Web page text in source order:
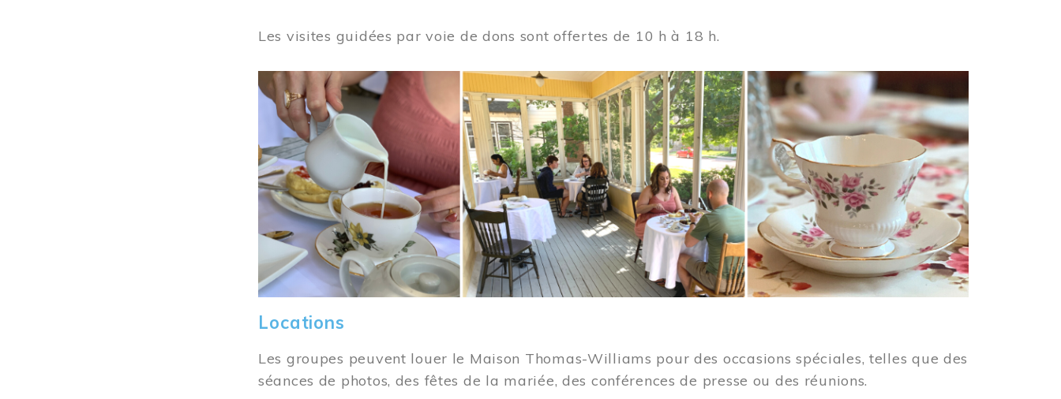
Les visites guidées par voie de dons sont offertes de 10 h à 18 h.
Image
Locations
Les groupes peuvent louer le Maison Thomas-Williams pour des occasions spéciales, telles que des
séances de photos, des fêtes de la mariée, des conférences de presse ou des réunions.